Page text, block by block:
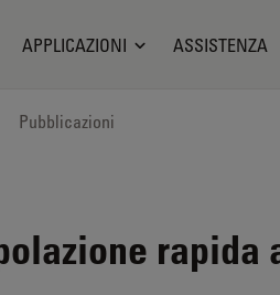
APPLICAZIONI ASSISTENZA
Pubblicazioni
rapida